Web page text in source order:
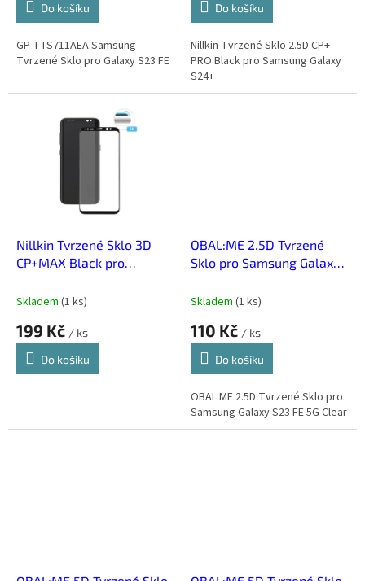
Do košíku
GP-TTS711AEA Samsung
Tvrzené Sklo pro Galaxy S23 FE
Do košíku
Nillkin Tvrzené Sklo 2.5D CP+
PRO Black pro Samsung Galaxy
S24+
Nillkin Tvrzené Sklo 3D
CP+MAX Black pro
Skladem (1 ks)
199 Kč / ks
Do košíku
OBAL:ME 2.5D Tvrzené
Sklo pro Samsung Galaxy
Skladem (1 ks)
110 Kč / ks
Do košíku
OBAL:ME 2.5D Tvrzené Sklo pro
Samsung Galaxy S23 FE 5G Clear